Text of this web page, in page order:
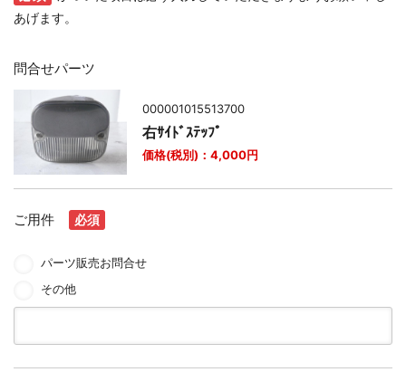
あげます。
問合せパーツ
000001015513700
右ｻｲﾄﾞｽﾃｯﾌﾟ
価格(税別)：4,000円
ご用件 必須
パーツ販売お問合せ
その他